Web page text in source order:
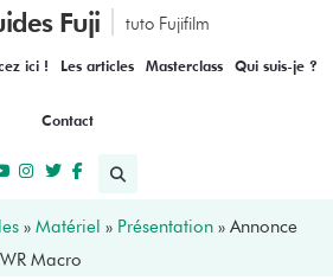
Fuji tuto Fujifilm
ici ! Les articles Masterclass Qui suis-je ?
Contact
» Matériel » Présentation » Annonce
Macro